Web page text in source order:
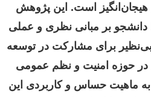
است. این پژوهش
دانشجو بر مبانی نظری و عملی
برای مشارکت در توسعه
حوزه امنیت و نظم عمومی
به ماهیت حساس و کاربردی این